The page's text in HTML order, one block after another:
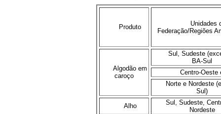
Produto
Unidades
Federação/Regiões
Algodão em
caroço
Sul, Sudeste
BA-Sul
Centro-Oeste
Norte e Nordeste
Sul)
Alho
Sul, Sudeste,
Nordeste